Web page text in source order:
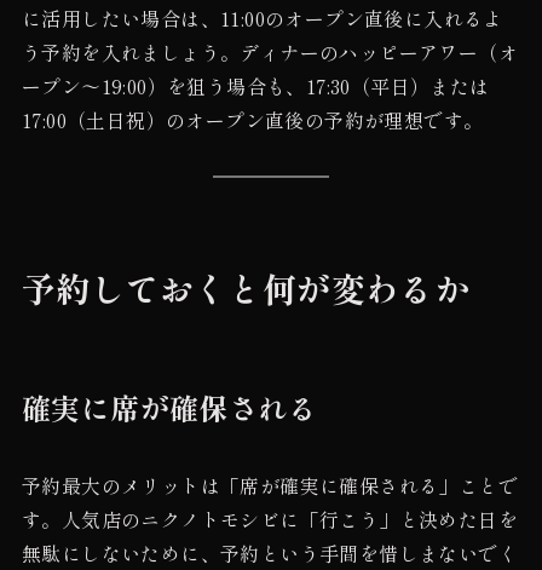
に活用したい場合は、11:00のオープン直後に入れるよ
う予約を入れましょう。ディナーのハッピーアワー（オ
ープン〜19:00）を狙う場合も、17:30（平日）または
17:00（土日祝）のオープン直後の予約が理想です。
予約しておくと何が変わるか
確実に席が確保される
予約最大のメリットは「席が確実に確保される」ことで
す。人気店のニクノトモシビに「行こう」と決めた日を
無駄にしないために、予約という手間を惜しまないでく